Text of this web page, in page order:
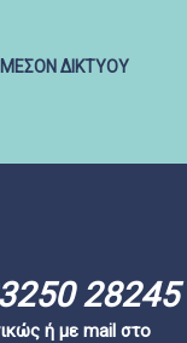
ΔΙΚΤΥΟΥ
28245
ή με mail στο